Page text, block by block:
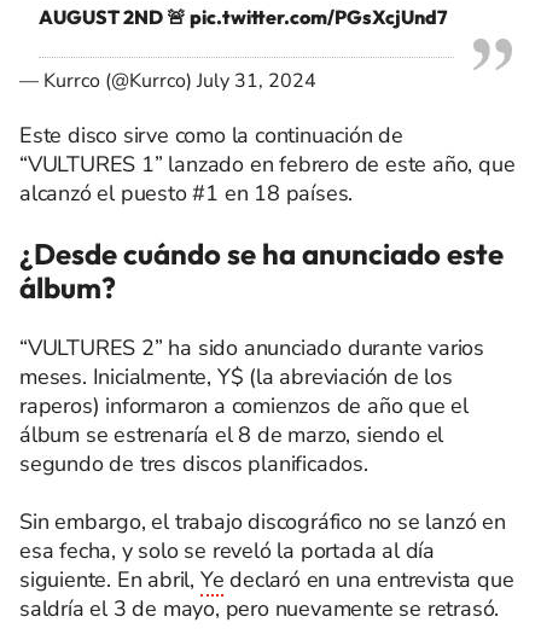
AUGUST 2ND 🚨 pic.twitter.com/PGsXcjUnd7
— Kurrco (@Kurrco)July 31, 2024
Este disco sirve como la continuación de
“VULTURES 1” lanzado en febrero de este año, que
alcanzó el puesto #1 en 18 países.
¿Desde cuándo se ha anunciado este
álbum?
“VULTURES 2” ha sido anunciado durante varios
meses. Inicialmente, Y$ (la abreviación de los
raperos) informaron a comienzos de año que el
álbum se estrenaría el 8 de marzo, siendo el
segundo de tres discos planificados.
Sin embargo, el trabajo discográfico no se lanzó en
esa fecha, y solo se reveló la portada al día
siguiente. En abril, Ye declaró en una entrevista que
saldría el 3 de mayo, pero nuevamente se retrasó.